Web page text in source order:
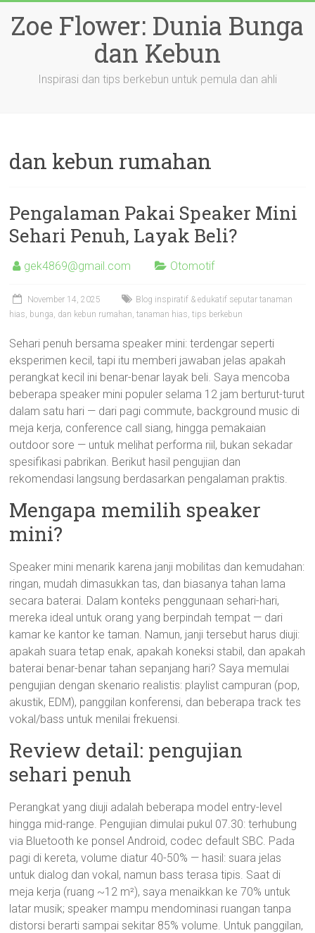
content
Zoe Flower: Dunia Bunga
dan Kebun
Inspirasi dan tips berkebun untuk pemula dan ahli
dan kebun rumahan
Pengalaman Pakai Speaker Mini
Sehari Penuh, Layak Beli?
gek4869@gmail.com Otomotif
November 14, 2025
Blog inspiratif & edukatif seputar tanaman
hias, bunga, dan kebun rumahan,tanaman hias,tips berkebun
Sehari penuh bersama speaker mini: terdengar seperti
eksperimen kecil, tapi itu memberi jawaban jelas apakah
perangkat kecil ini benar-benar layak beli. Saya mencoba
beberapa speaker mini populer selama 12 jam berturut-turut
dalam satu hari — dari pagi commute, background music di
meja kerja, conference call siang, hingga pemakaian
outdoor sore — untuk melihat performa riil, bukan sekadar
spesifikasi pabrikan. Berikut hasil pengujian dan
rekomendasi langsung berdasarkan pengalaman praktis.
Mengapa memilih speaker
mini?
Speaker mini menarik karena janji mobilitas dan kemudahan:
ringan, mudah dimasukkan tas, dan biasanya tahan lama
secara baterai. Dalam konteks penggunaan sehari-hari,
mereka ideal untuk orang yang berpindah tempat — dari
kamar ke kantor ke taman. Namun, janji tersebut harus diuji:
apakah suara tetap enak, apakah koneksi stabil, dan apakah
baterai benar-benar tahan sepanjang hari? Saya memulai
pengujian dengan skenario realistis: playlist campuran (pop,
akustik, EDM), panggilan konferensi, dan beberapa track tes
vokal/bass untuk menilai frekuensi.
Review detail: pengujian
sehari penuh
Perangkat yang diuji adalah beberapa model entry-level
hingga mid-range. Pengujian dimulai pukul 07.30: terhubung
via Bluetooth ke ponsel Android, codec default SBC. Pada
pagi di kereta, volume diatur 40-50% — hasil: suara jelas
untuk dialog dan vokal, namun bass terasa tipis. Saat di
meja kerja (ruang ~12 m²), saya menaikkan ke 70% untuk
latar musik; speaker mampu mendominasi ruangan tanpa
distorsi berarti sampai sekitar 85% volume. Untuk panggilan,